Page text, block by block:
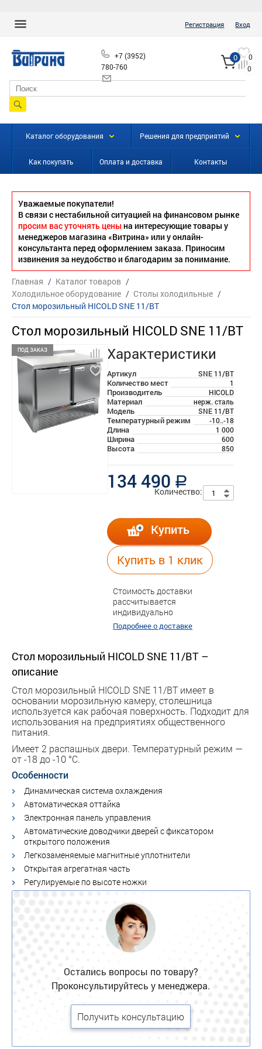
Регистрация Вход
+7 (3952)
780-760
0
0
0
Каталог оборудования Решения для предприятий
Как покупать Оплата и доставка Контакты
Уважаемые покупатели!
В связи с нестабильной ситуацией на финансовом рынке
просим вас уточнять цены на интересующие товары у
менеджеров магазина «Витрина» или у онлайн-
консультанта перед оформлением заказа. Приносим
извинения за неудобство и благодарим за понимание.
Главная / Каталог товаров /
Холодильное оборудование / Столы холодильные /
Стол морозильный HICOLD SNE 11/BT
Стол морозильный HICOLD SNE 11/BT
Характеристики
Артикул SNE 11/BT
Количество мест 1
Производитель HICOLD
Материал нерж. сталь
Модель SNE 11/BT
Температурный режим -10..-18
Длина 1 000
Ширина 600
Высота 850
ПОД ЗАКАЗ
134 490 a
Количество:
Купить
Купить в 1 клик
Стоимость доставки
рассчитывается
индивидуально
Подробнее о доставке
Стол морозильный HICOLD SNE 11/BT –
описание
Стол морозильный HICOLD SNE 11/BT имеет в
основании морозильную камеру, столешница
используется как рабочая поверхность. Подходит для
использования на предприятиях общественного
питания.
Имеет 2 распашных двери. Температурный режим —
от -18 до -10 °С.
Особенности
Динамическая система охлаждения
Автоматическая оттайка
Электронная панель управления
Автоматические доводчики дверей с фиксатором
открытого положения
Легкозаменяемые магнитные уплотнители
Открытая агрегатная часть
Регулируемые по высоте ножки
Остались вопросы по товару?
Проконсультируйтесь у менеджера.
Получить консультацию